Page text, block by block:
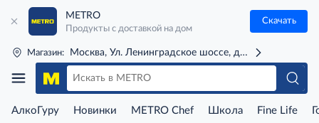
METRO
Продукты с доставкой на дом
Скачать
Магазин: Москва, Ул. Ленинградское шоссе, д. 71Г (м. Речной
АлкоГуру Новинки METRO Chef Школа Fine Life